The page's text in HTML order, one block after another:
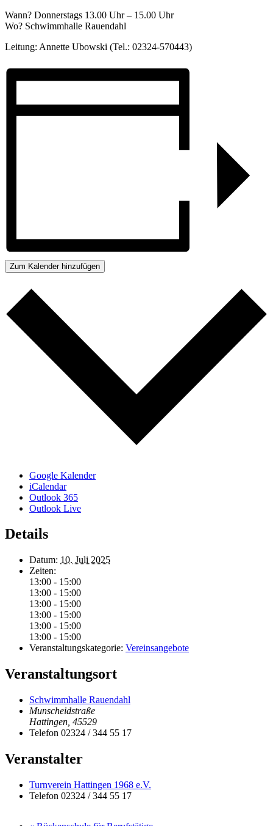
Wann? Donnerstags 13.00 Uhr – 15.00 Uhr
Wo? Schwimmhalle Rauendahl
Leitung: Annette Ubowski (Tel.: 02324-570443)
Zum Kalender hinzufügen
Google Kalender
iCalendar
Outlook 365
Outlook Live
Details
Datum: 10. Juli 2025
Zeiten:
13:00 - 15:00
13:00 - 15:00
13:00 - 15:00
13:00 - 15:00
13:00 - 15:00
13:00 - 15:00
Veranstaltungskategorie: Vereinsangebote
Veranstaltungsort
Schwimmhalle Rauendahl
Munscheidstraße
Hattingen 45529
Telefon 02324 / 344 55 17
Veranstalter
Turnverein Hattingen 1968 e.V.
Telefon 02324 / 344 55 17